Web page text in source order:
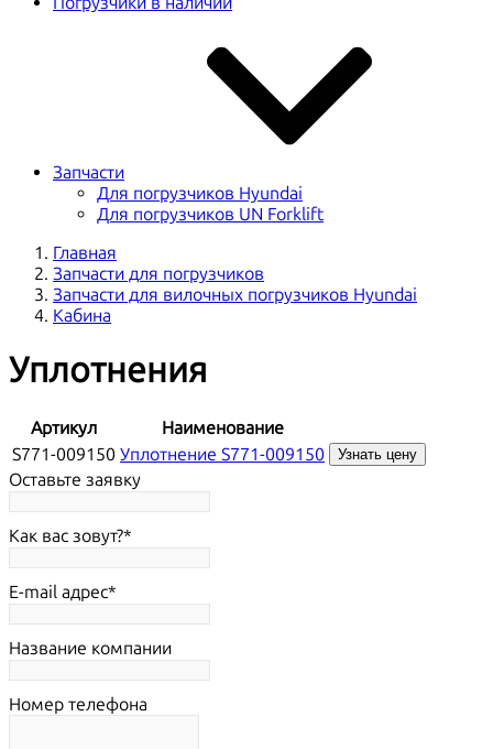
Запчасти
Для погрузчиков Hyundai
Для погрузчиков UN Forklift
Главная
Запчасти для погрузчиков
Запчасти для вилочных погрузчиков Hyundai
Кабина
Уплотнения
Артикул
Наименование
S771-009150 Уплотнение S771-009150 Узнать цену
Оставьте заявку
Как вас зовут?
E-mail адрес
Название компании
Номер телефона